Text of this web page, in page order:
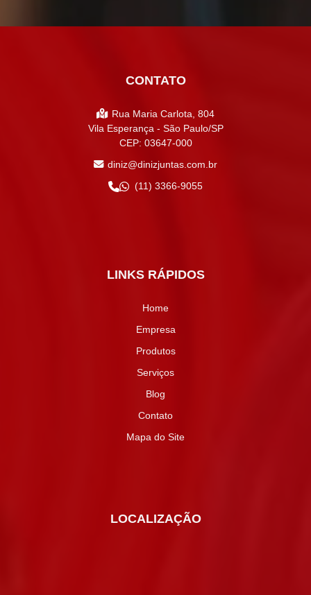
CONTATO
Rua Maria Carlota, 804
Vila Esperança - São Paulo/SP
CEP: 03647-000
diniz@dinizjuntas.com.br
(11) 3366-9055
LINKS RÁPIDOS
Home
Empresa
Produtos
Serviços
Blog
Contato
Mapa do Site
LOCALIZAÇÃO